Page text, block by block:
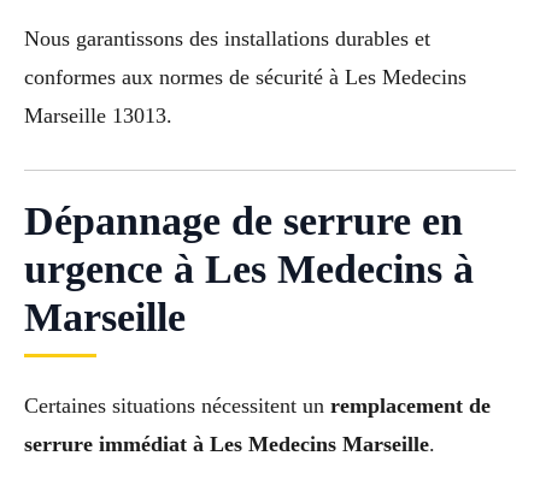
Nous garantissons des installations durables et
conformes aux normes de sécurité à Les Medecins
Marseille 13013.
Dépannage de serrure en
urgence à Les Medecins à
Marseille
Certaines situations nécessitent un remplacement de
serrure immédiat à Les Medecins Marseille.